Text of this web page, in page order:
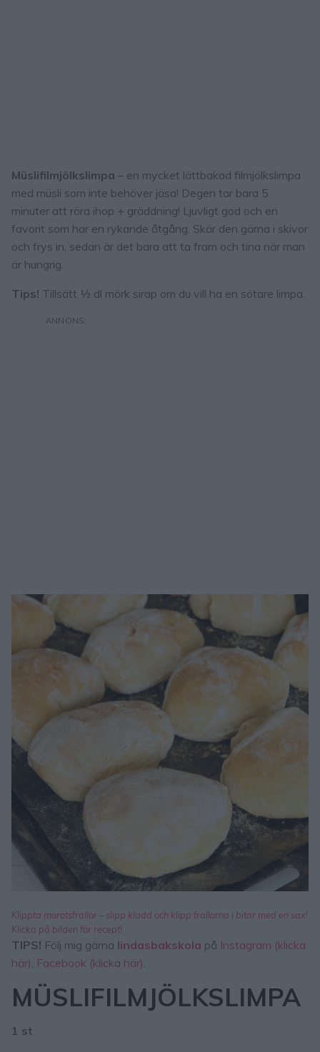
Müslifilmjölkslimpa – en mycket lättbakad filmjölkslimpa
med müsli som inte behöver jäsa! Degen tar bara 5
minuter att röra ihop + gräddning! Ljuvligt god och en
favorit som har en rykande åtgång. Skär den gärna i skivor
och frys in, sedan är det bara att ta fram och tina när man
är hungrig.
Tips! Tillsätt ½ dl mörk sirap om du vill ha en sötare limpa.
Klippta morotsfrallor – slipp kladd och klipp frallorna i bitar med en sax!
Klicka på bilden för recept!
TIPS! Följ mig gärna lindasbakskola på Instagram (klicka
här), Facebook (klicka här).
MÜSLIFILMJÖLKSLIMPA
1 st